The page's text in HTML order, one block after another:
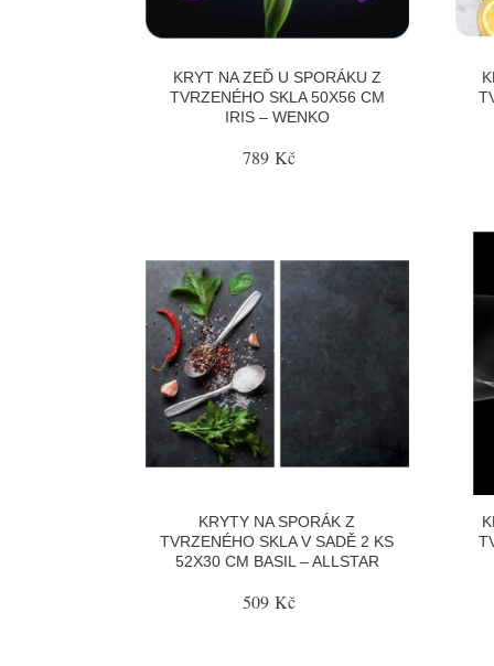
KRYT NA ZEĎ U SPORÁKU Z
TVRZENÉHO SKLA 50X56 CM
IRIS – WENKO
789 Kč
KRYTY NA SPORÁK Z
TVRZENÉHO SKLA V SADĚ 2 KS
52X30 CM BASIL – ALLSTAR
509 Kč